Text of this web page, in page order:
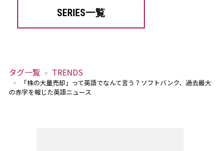
SERIES一覧
タグ一覧 TRENDS
「株の大量売却」って英語でなんて言う？ソフトバンク、過去最大
の赤字を報じた英語ニュース